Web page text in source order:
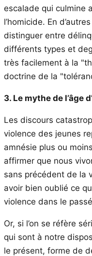
escalade qui culmine
l’homicide. En
distinguer entre
différents types et
très facilement à la
doctrine de la
3. Le mythe de l’âge
Les discours
violence des jeunes
amnésie plus ou
affirmer que nous
sans précédent de la
avoir bien oublié ce
violence dans le
Or, si l’on se réfère
qui sont à notre
le présent, forme de